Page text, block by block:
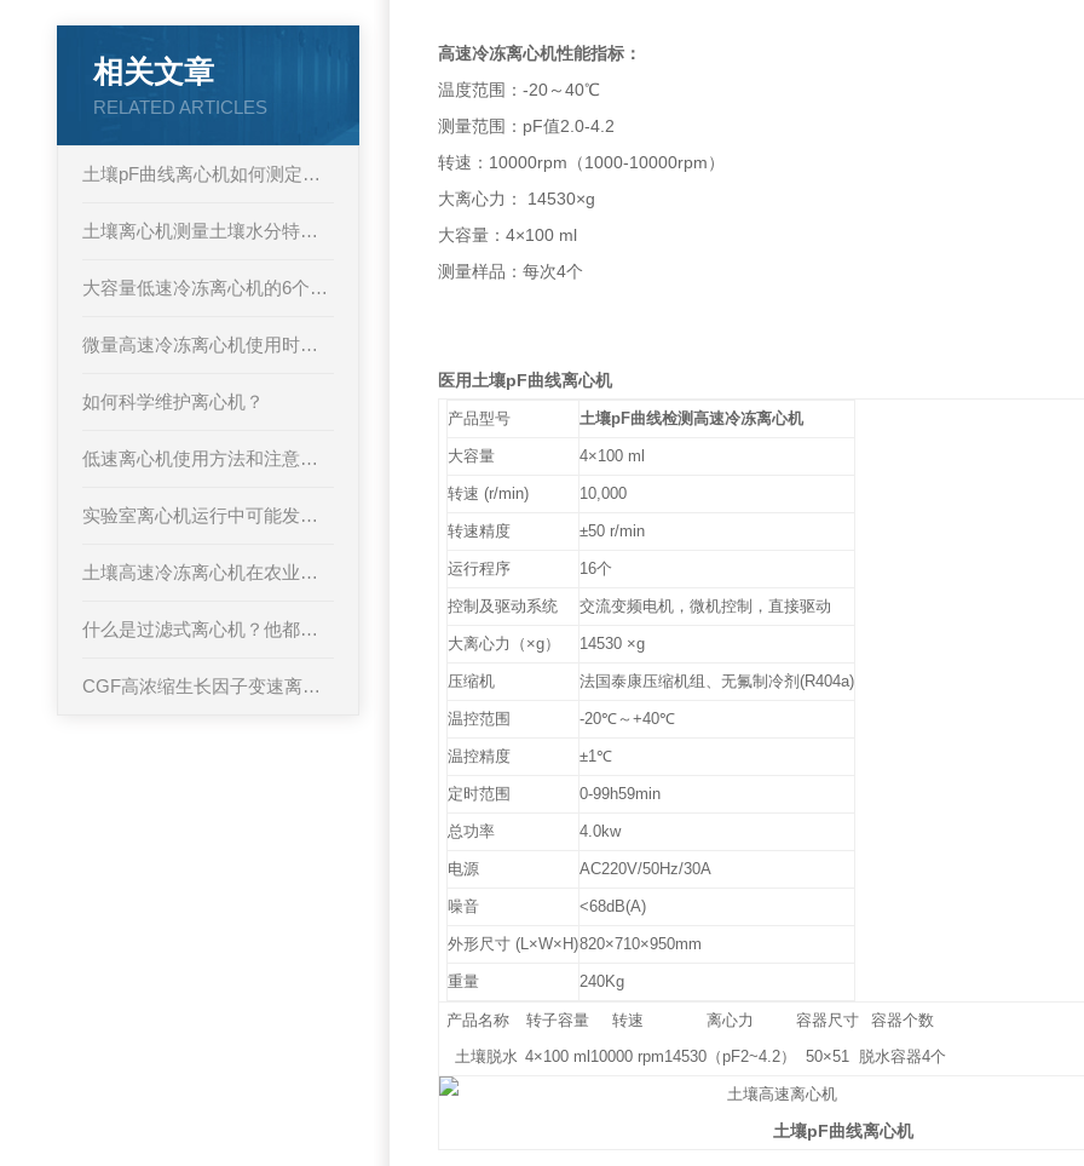
高速冷冻离心机性能指标：
温度范围：-20～40℃
测量范围：pF值2.0-4.2
转速：10000rpm（1000-10000rpm）
大离心力： 14530×g
大容量：4×100 ml
测量样品：每次4个
医用土壤pF曲线离心机
产品型号 土壤pF曲线检测高速冷冻离心机
大容量 4×100 ml
转速 (r/min) 10,000
转速精度 ±50 r/min
运行程序 16个
控制及驱动系统 交流变频电机，微机控制，直接驱动
大离心力（×g） 14530 ×g
压缩机 法国泰康压缩机组、无氟制冷剂(R404a)
温控范围 -20℃～+40℃
温控精度 ±1℃
定时范围 0-99h59min
总功率 4.0kw
电源 AC220V/50Hz/30A
噪音 <68dB(A)
外形尺寸 (L×W×H)820×710×950mm
重量 240Kg
产品名称 转子容量 转速 离心力 容器尺寸
容器个数
土壤脱水 4×100 ml 10000 rpm14530（pF2~4.2） 50×51 脱水容器4个
土壤pF曲线离心机
相关文章
RELATED ARTICLES
土壤pF曲线离心机如何测定土壤水分特性？
土壤离心机测量土壤水分特征曲线的方法及应用意义
大容量低速冷冻离心机的6个保养步骤，速来学习！
微量高速冷冻离心机使用时需要注意的几个问题
如何科学维护离心机？
低速离心机使用方法和注意事项
实验室离心机运行中可能发生的事故及应急预案
土壤高速冷冻离心机在农业领域的前景
什么是过滤式离心机？他都有那些类型
CGF高浓缩生长因子变速离心机